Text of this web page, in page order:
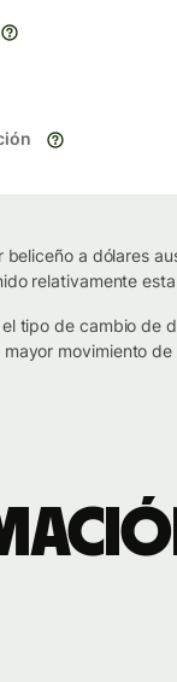
a dólares
relativamente
tipo de cambio de
movimiento